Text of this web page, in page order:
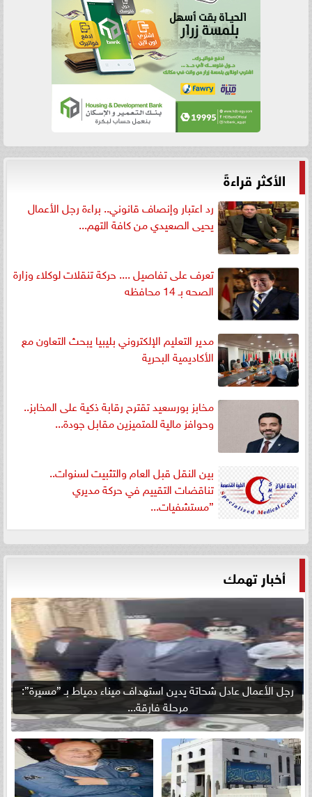
الأكثر قراءةً
رد اعتبار وإنصاف قانوني.. براءة رجل الأعمال
يحيى الصعيدي من كافة التهم...
تعرف على تفاصيل .... حركة تنقلات لوكلاء وزارة
الصحه بـ 14 محافظه
مدير التعليم الإلكتروني بليبيا يبحث التعاون مع
الأكاديمية البحرية
مخابز بورسعيد تقترح رقابة ذكية على المخابز..
وحوافز مالية للمتميزين مقابل جودة...
بين النقل قبل العام والتثبيت لسنوات..
تناقضات التقييم في حركة مديري
”مستشفيات...
أخبار تهمك
رجل الأعمال عادل شحاتة يدين استهداف ميناء دمياط بـ ”مسيرة”:
مرحلة فارقة...